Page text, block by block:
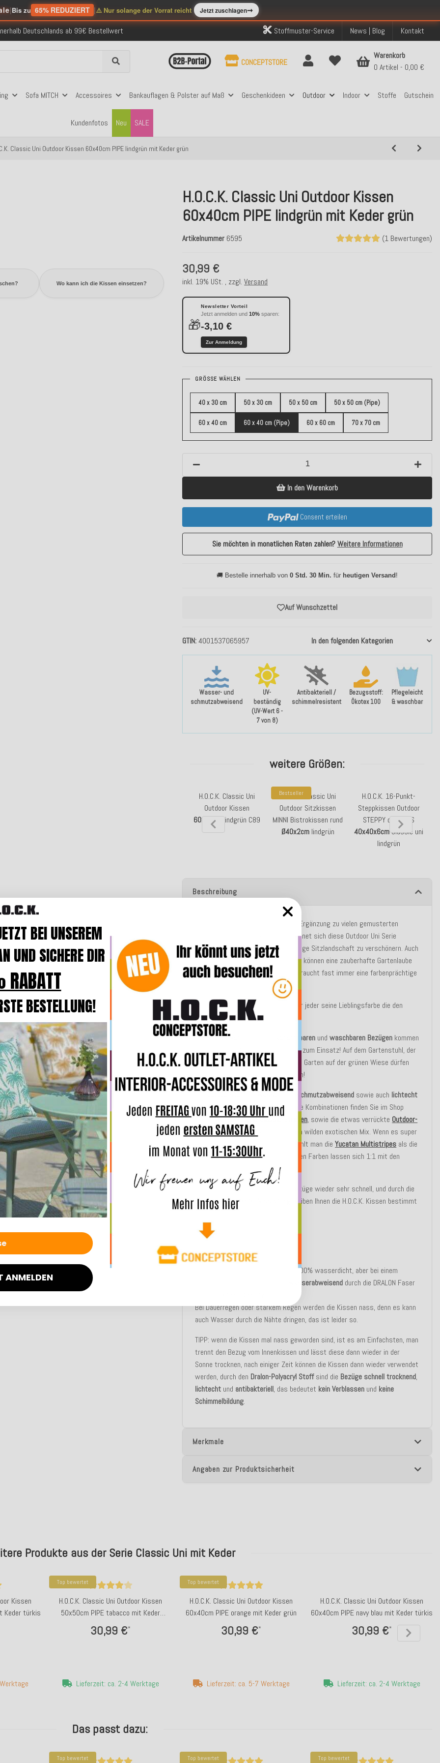
|Bis zu 65% REDUZIERT |⚠️ Nur solange der Vorrat reicht Jetzt zuschlagen➞
Deutschlands ab 99€ Bestellwert
versendete Bestellungen
Klarna, PayPal & Amazon Pay
Stoffmuster-Service News | Blog Kontakt
Sofa MITCH Accessoires Bankauflagen & Polster auf Maß Geschenkideen Outdoor Indoor Stoffe Gutschein
Kundenfotos SALE
Neu
CONCEPTSTORE
Warenkorb
0 Artikel
0,00 €
Classic Uni Outdoor Kissen 60x40cm PIPE lindgrün mit Keder grün
Wo kann ich die Kissen einsetzen?
H.O.C.K. Classic Uni Outdoor Kissen
60x40cm PIPE lindgrün mit Keder grün
(1 Bewertungen)
Artikelnummer 6595
Wasser- und
schmutzabweisend
UV-
beständig
(UV-Wert 6 -
7 von 8)
Antibakteriell /
schimmelresistent
Bezugsstoff:
Ökotex 100
Pflegeleicht
& waschbar
GTIN 4001537065957 In den folgenden Kategorien
30,99 €
inkl. 19% USt. , zzgl.Versand
🎁
Newsletter Vorteil
Jetzt anmelden und10% sparen:
-3,10 €
Zur Anmeldung
Auf Wunschzettel
GRÖSSE WÄHLEN
40 x 30 cm 50 x 30 cm 50 x 50 cm 50 x 50 cm (Pipe)
60 x 40 cm 60 x 40 cm (Pipe) 60 x 60 cm 70 x 70 cm
In den Warenkorb
Consent erteilen
Sie möchten in monatlichen Raten zahlen?Weitere Informationen
🚚 Bestelle innerhalb von0 Std. 30 Min. für heutigen Versand !
weitere Größen:
H.O.C.K. Classic Uni
Outdoor Kissen
60x40cmlindgrün C89
Bestseller
H.O.C.K. Classic Uni
Outdoor Sitzkissen
MINNI Bistrokissen rund
Ø40x2cmlindgrün
H.O.C.K. 16-Punkt-
Steppkissen Outdoor
STEPPY ca. BLISS
40x40x6cmClassic uni
lindgrün
Beschreibung
Die Basic Uni Serie ist die perfekte Ergänzung zu vielen gemusterten
Looks. Untereinander kombiniert, eignet sich diese Outdoor Uni Serie
hervorragend um Ton in Ton eine ruhige Sitzlandschaft zu verschönern. Auch
alle Uni`s wild durcheinander gemixt können eine zauberhafte Gartenlaube
richtig aufpeppen. Wer gerne mixt braucht fast immer eine farbenprächtige
Mit Outdoor Classic Uni findet sicher jeder seine Lieblingsfarbe die den
perfekten Mix Faktor ausmacht!
Diefarbstarken abnehmbaren undwaschbaren Bezügen kommen
im Innen- oder Außenbereich perfekt zum Einsatz! Auf dem Gartenstuhl, der
Liege, im Strandkorb oder einfach im Garten auf der grünen Wiese dürfen
diese Farbtupfer einfach nicht fehlen!
schmutzabweisend sowie auch lichtecht
und waschbarbei 40°. Für passende Kombinationen finden Sie im Shop
unsereOutdoor-Serie-Classic-Streifen, sowie die etwas verrückte Outdoor-
Serie-Beach-Life Kollektion, für einen wilden exotischen Mix. Wenn es super
harmonisch und trendy sein soll, wählt man dieYucatan Multistripes als die
passende Ergänzung. Die leuchtenden Farben lassen sich 1:1 mit den
Classic Uni Colours mixen.
Bei starkem Regen trocknen die Bezüge wieder sehr schnell, und durch die
schimmelresistente Ausrüstung
bleiben Ihnen die H.O.C.K. Kissen bestimmt
JETZT wird es BUNT!
ANMERKUNG:
Unsere Outdoor Kissen sind nicht 100% wasserdicht, aber bei einem
wasserabweisend durch die DRALON Faser
Bei Dauerregen oder starkem Regen werden die Kissen nass, denn es kann
auch Wasser durch die Nähte dringen, das ist leider so.
TIPP: wenn die Kissen mal nass geworden sind, ist es am Einfachsten, man
trennt den Bezug vom Innenkissen und lässt diese dann wieder in der
Sonne trocknen, nach einiger Zeit können die Kissen dann wieder verwendet
werden, durch den Dralon-Polyacryl Stoffsind die Bezüge schnell trocknend,
lichtecht und antibakteriell, das bedeutet kein Verblassen und keine
Schimmelbildung.
Merkmale
Angaben zur Produktsicherheit
Produkte aus der Serie Classic Uni mit Keder
Kissen
Keder türkis
Top bewertet
H.O.C.K. Classic Uni Outdoor Kissen
50x50cm PIPE tabacco mit Keder
schwarz
30,99 €*
Lieferzeit: ca. 2-4 Werktage
Top bewertet
H.O.C.K. Classic Uni Outdoor Kissen
60x40cm PIPE orange mit Keder grün
30,99 €*
Lieferzeit: ca. 5-7 Werktage
H.O.C.K. Classic Uni Outdoor Kissen
60x40cm PIPE navy blau mit Keder türkis
30,99 €*
Lieferzeit: ca. 2-4 Werktage
Das passt dazu:
Top bewertet Top bewertet Top bewertet
BEI UNSEREM
UND SICHERE DIR
BESTELLUNG!
ANMELDEN